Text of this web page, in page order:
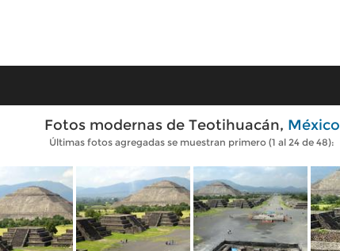
Fotos modernas de Teotihuacán, México
Últimas fotos agregadas se muestran primero (1 al 24 de 48):